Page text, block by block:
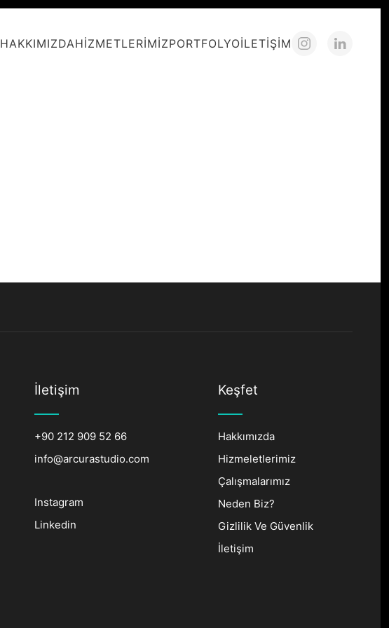
HAKKIMIZDAHIZMETLERIMIZPORTFOLYOİLETIŞIM
İletişim
+90 212 909 52 66
info@arcurastudio.com
Instagram
Linkedin
Keşfet
Hakkımızda
Hizmeletlerimiz
Çalışmalarımız
Neden Biz?
Gizlilik Ve Güvenlik
İletişim